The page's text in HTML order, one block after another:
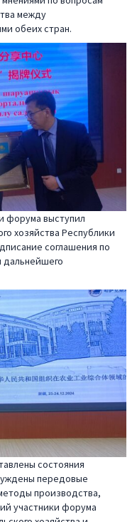
между
обеих стран.
форума выступил
хозяйства Республики
соглашения по
дальнейшего
состояния
передовые
производства,
участники форума